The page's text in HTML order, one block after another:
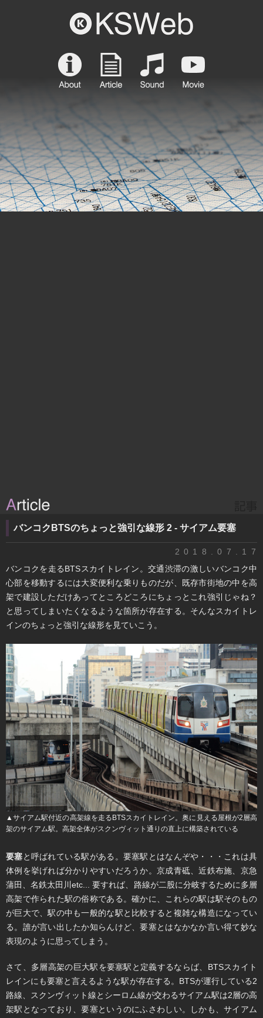
バンコクBTSのちょっと強引な線形 2 - サイアム要塞
2018.07.17
バンコクを走るBTSスカイトレイン。交通渋滞の激しいバンコク中
心部を移動するには大変便利な乗りものだが、既存市街地の中を高
架で建設しただけあってところどころにちょっとこれ強引じゃね？
と思ってしまいたくなるような箇所が存在する。そんなスカイトレ
インのちょっと強引な線形を見ていこう。
▲サイアム駅付近の高架線を走るBTSスカイトレイン。奥に見える屋根が2層高
架のサイアム駅。高架全体がスクンヴィット通りの直上に構築されている
要塞と呼ばれている駅がある。要塞駅とはなんぞや・・・これは具
体例を挙げれば分かりやすいだろうか。京成青砥、近鉄布施、京急
蒲田、名鉄太田川etc... 要すれば、路線が二股に分岐するために多層
高架で作られた駅の俗称である。確かに、これらの駅は駅そのもの
が巨大で、駅の中も一般的な駅と比較すると複雑な構造になってい
る。誰が言い出したか知らんけど、要塞とはなかなか言い得て妙な
表現のように思ってしまう。
さて、多層高架の巨大駅を要塞駅と定義するならば、BTSスカイト
レインにも要塞と言えるような駅が存在する。BTSが運行している2
路線、スクンヴィット線とシーロム線が交わるサイアム駅は2層の高
架駅となっており、要塞というのにふさわしい。しかも、サイアム